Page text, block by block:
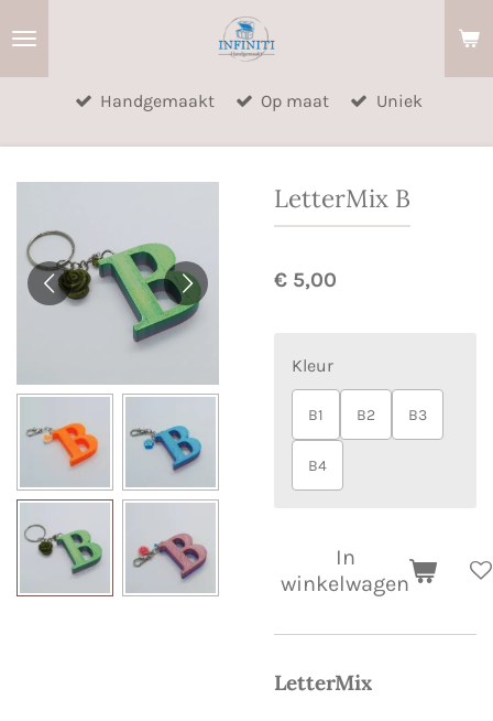
hoofdinhoud
Handgemaakt Op maat Uniek
LetterMix B
€ 5,00
Kleur
B1 B2 B3
B4
In
winkelwagen
LetterMix